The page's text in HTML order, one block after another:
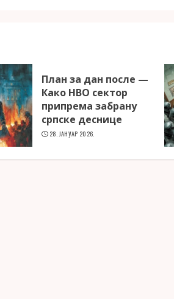
План за дан после —
Како НВО сектор
припрема забрану
српске деснице
28. ЈАНУАР 2026.